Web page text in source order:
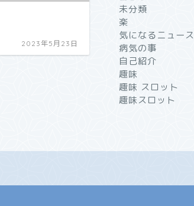
2023年5月23日
未分類
楽
気になるニュース
病気の事
自己紹介
趣味
趣味 スロット
趣味スロット